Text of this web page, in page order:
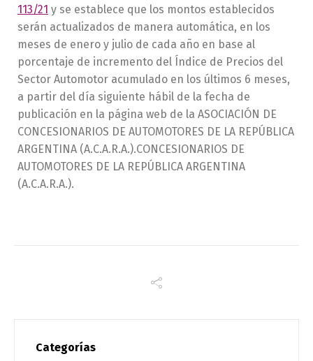
113/21 y se establece que los montos establecidos
serán actualizados de manera automática, en los
meses de enero y julio de cada año en base al
porcentaje de incremento del Índice de Precios del
Sector Automotor acumulado en los últimos 6 meses,
a partir del día siguiente hábil de la fecha de
publicación en la página web de la ASOCIACIÓN DE
CONCESIONARIOS DE AUTOMOTORES DE LA REPÚBLICA
ARGENTINA (A.C.A.R.A.).CONCESIONARIOS DE
AUTOMOTORES DE LA REPÚBLICA ARGENTINA
(A.C.A.R.A.).
Categorías